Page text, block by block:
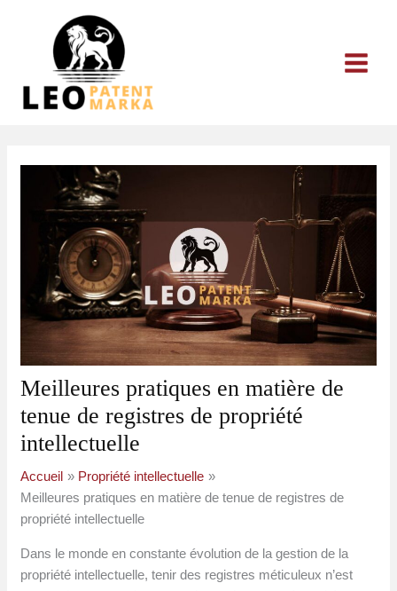
Meilleures pratiques en matière de
tenue de registres de propriété
intellectuelle
Accueil
Propriété intellectuelle
Meilleures pratiques en matière de tenue de registres de
propriété intellectuelle
Dans le monde en constante évolution de la gestion de la
propriété intellectuelle, tenir des registres méticuleux n’est